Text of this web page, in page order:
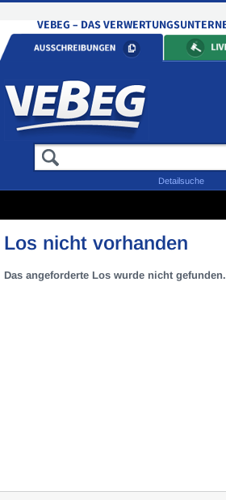
Detailsuche
Los nicht vorhanden
Das angeforderte Los wurde nicht gefunden.